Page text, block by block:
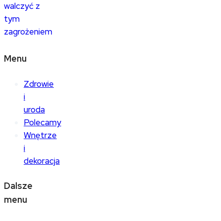
walczyć z
tym
zagrożeniem
Menu
Zdrowie
i
uroda
Polecamy
Wnętrze
i
dekoracja
Dalsze
menu